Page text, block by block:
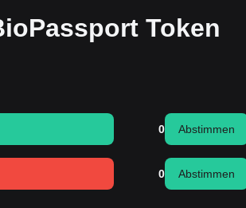
Token
0 Abstimmen
0 Abstimmen